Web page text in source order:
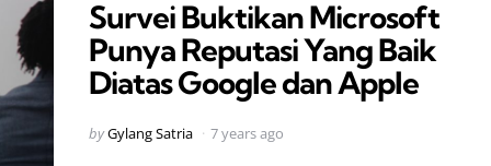
Survei Buktikan Microsoft
Punya Reputasi Yang Baik
Diatas Google dan Apple
Posted
byGylang Satria 7 years ago